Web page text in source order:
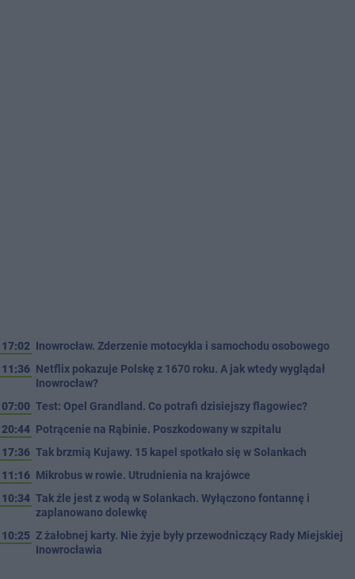
17:02 Inowrocław. Zderzenie motocykla i samochodu osobowego
11:36 Netflix pokazuje Polskę z 1670 roku. A jak wtedy wyglądał
Inowrocław?
07:00 Test: Opel Grandland. Co potrafi dzisiejszy flagowiec?
20:44 Potrącenie na Rąbinie. Poszkodowany w szpitalu
17:36 Tak brzmią Kujawy. 15 kapel spotkało się w Solankach
11:16 Mikrobus w rowie. Utrudnienia na krajówce
10:34 Tak źle jest z wodą w Solankach. Wyłączono fontannę i
zaplanowano dolewkę
10:25 Z żałobnej karty. Nie żyje były przewodniczący Rady Miejskiej
Inowrocławia